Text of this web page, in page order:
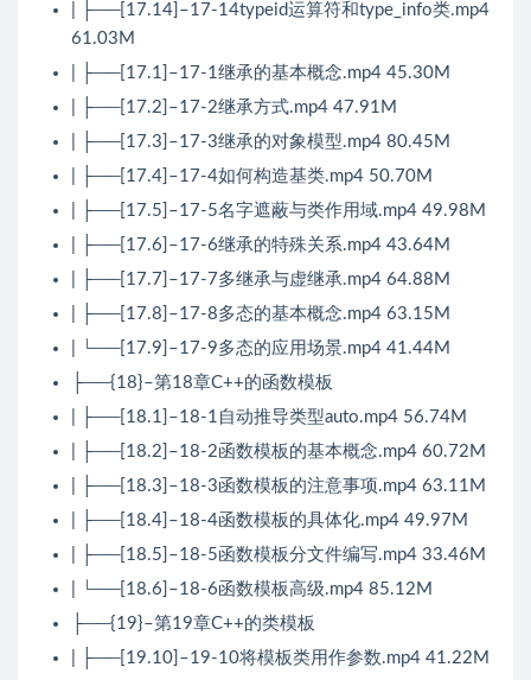
| ├──[17.14]–17-14typeid运算符和type_info类.mp4
61.03M
| ├──[17.1]–17-1继承的基本概念.mp4 45.30M
| ├──[17.2]–17-2继承方式.mp4 47.91M
| ├──[17.3]–17-3继承的对象模型.mp4 80.45M
| ├──[17.4]–17-4如何构造基类.mp4 50.70M
| ├──[17.5]–17-5名字遮蔽与类作用域.mp4 49.98M
| ├──[17.6]–17-6继承的特殊关系.mp4 43.64M
| ├──[17.7]–17-7多继承与虚继承.mp4 64.88M
| ├──[17.8]–17-8多态的基本概念.mp4 63.15M
| └──[17.9]–17-9多态的应用场景.mp4 41.44M
├──{18}–第18章C++的函数模板
| ├──[18.1]–18-1自动推导类型auto.mp4 56.74M
| ├──[18.2]–18-2函数模板的基本概念.mp4 60.72M
| ├──[18.3]–18-3函数模板的注意事项.mp4 63.11M
| ├──[18.4]–18-4函数模板的具体化.mp4 49.97M
| ├──[18.5]–18-5函数模板分文件编写.mp4 33.46M
| └──[18.6]–18-6函数模板高级.mp4 85.12M
├──{19}–第19章C++的类模板
| ├──[19.10]–19-10将模板类用作参数.mp4 41.22M